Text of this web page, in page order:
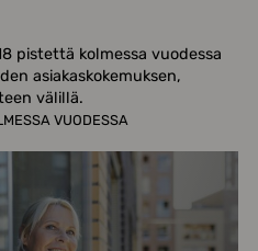
pistettä kolmessa vuodessa
asiakaskokemuksen,
välillä.
VUODESSA